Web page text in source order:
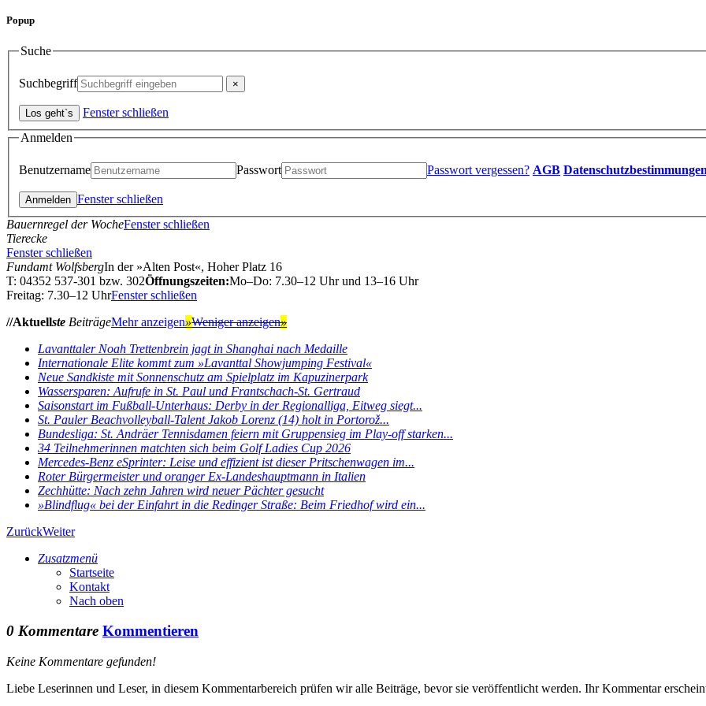
Popup
Suche
Suchbegriff
Fenster schließen
Anmelden
Benutzername Passwort Passwort vergessen? AGB
Fenster schließen
Bauernregel der WocheFenster schließen
Tierecke
Fenster schließen
Fundamt WolfsbergIn der »Alten Post«, Hoher Platz 16
T: 04352 537-301 bzw. 302Öffnungszeiten:Mo–Do: 7.30–12 Uhr und 13–16 Uhr
Freitag: 7.30–12 UhrFenster schließen
//Aktuellste BeiträgeMehr anzeigen»Weniger anzeigen»
Lavanttaler Noah Trettenbrein jagt in Shanghai nach Medaille
Internationale Elite kommt zum »Lavanttal Showjumping Festival«
Neue Sandkiste mit Sonnenschutz am Spielplatz im Kapuzinerpark
Wassersparen: Aufrufe in St. Paul und Frantschach-St. Gertraud
Saisonstart im Fußball-Unterhaus: Derby in der Regionalliga, Eitweg siegt...
St. Pauler Beachvolleyball-Talent Jakob Lorenz (14) holt in Portorož...
Bundesliga: St. Andräer Tennisdamen feiern mit Gruppensieg im Play-off starken...
34 Teilnehmerinnen matchten sich beim Golf Ladies Cup 2026
Mercedes-Benz eSprinter: Leise und effizient ist dieser Pritschenwagen im...
Roter Bürgermeister und oranger Ex-Landeshauptmann in Italien
Zechhütte: Nach zehn Jahren wird neuer Pächter gesucht
»Blindflug« bei der Einfahrt in die Redinger Straße: Beim Friedhof wird ein...
ZurückWeiter
Zusatzmenü
Startseite
Kontakt
Nach oben
0 Kommentare Kommentieren
Keine Kommentare gefunden!
Liebe Leserinnen und Leser, in diesem Kommentarbereich prüfen wir alle Beiträge, bevor sie veröffentlicht werden. Ihr Kommentar